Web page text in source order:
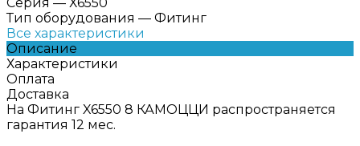
Тип оборудования — Фитинг
Все характеристики
Описание
Характеристики
Оплата
Доставка
На Фитинг X6550 8 КАМОЦЦИ распространяется
гарантия 12 мес.